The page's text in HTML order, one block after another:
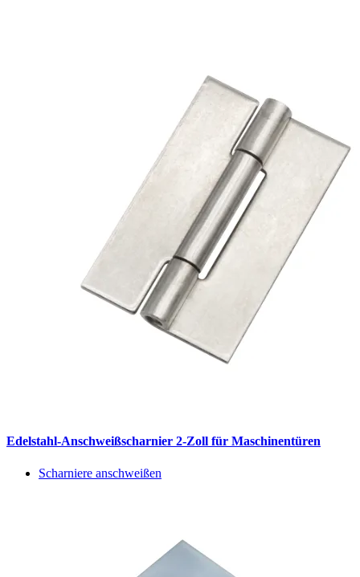
Edelstahl-Anschweißscharnier 2-Zoll für Maschinentüren
Scharniere anschweißen